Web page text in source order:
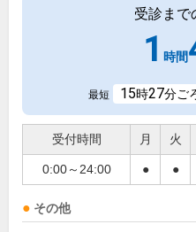
受診まで
1 時間
最短 15時27分ご
受付時間 月 火
0:00～24:00 ● ●
その他